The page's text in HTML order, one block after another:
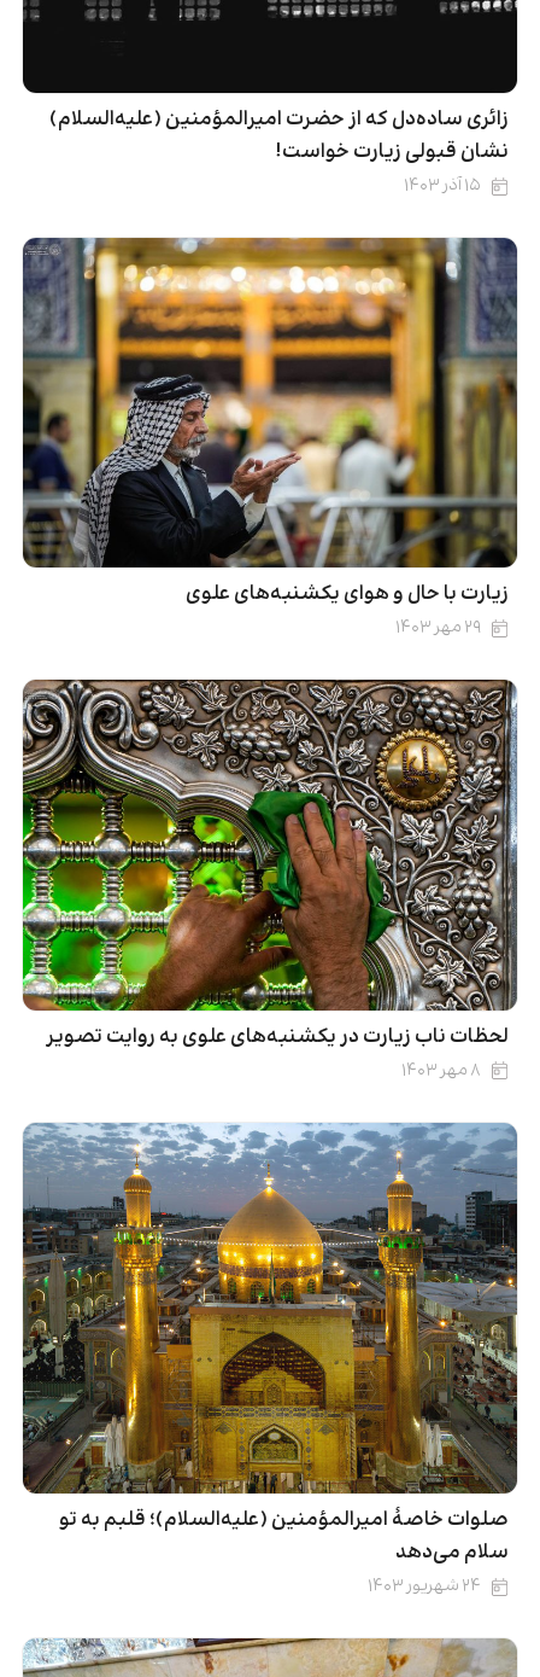
زائری ساده‌دل که از حضرت امیرالمؤمنین (علیه‌السلام)
نشان قبولی زیارت خواست!
۱۵ آذر ۱۴۰۳
زیارت با حال و هوای یکشنبه‌های علوی
۲۹ مهر ۱۴۰۳
لحظات ناب زیارت در یکشنبه‌های علوی به روایت تصویر
۸ مهر ۱۴۰۳
صلوات خاصۀ امیرالمؤمنین (علیه‌السلام)؛ قلبم به تو
سلام می‌دهد
۲۴ شهریور ۱۴۰۳